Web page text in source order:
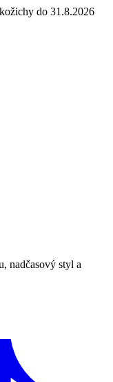
do 31.8.2026
nadčasový styl a